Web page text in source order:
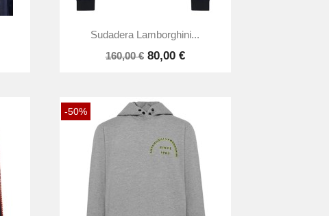
Vista rápida
Sudadera Lamborghini...
160,00 € 80,00 €
-50%